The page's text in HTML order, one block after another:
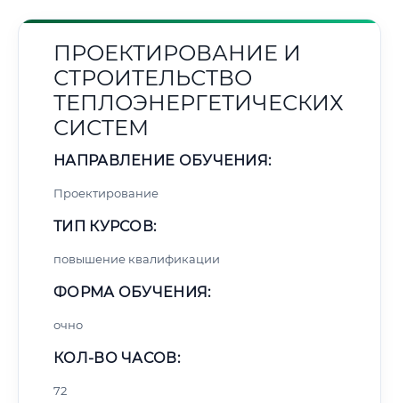
ПРОЕКТИРОВАНИЕ И
СТРОИТЕЛЬСТВО
ТЕПЛОЭНЕРГЕТИЧЕСКИХ
СИСТЕМ
НАПРАВЛЕНИЕ ОБУЧЕНИЯ:
Проектирование
ТИП КУРСОВ:
повышение квалификации
ФОРМА ОБУЧЕНИЯ:
очно
КОЛ-ВО ЧАСОВ:
72